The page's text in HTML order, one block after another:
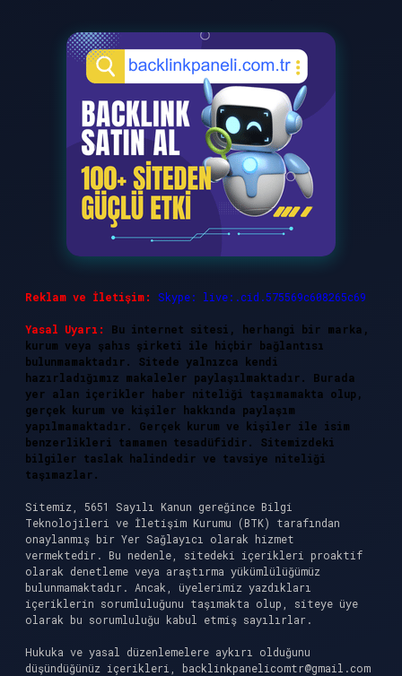
Reklam ve İletişim: Skype: live:.cid.575569c608265c69
Yasal Uyarı:
Bu internet sitesi, herhangi bir marka,
kurum veya şahıs şirketi ile hiçbir bağlantısı
bulunmamaktadır. Sitede yalnızca kendi
hazırladığımız makaleler paylaşılmaktadır. Burada
yer alan içerikler haber niteliği taşımamakta olup,
gerçek kurum ve kişiler hakkında paylaşım
yapılmamaktadır. Gerçek kurum ve kişiler ile isim
benzerlikleri tamamen tesadüfidir. Sitemizdeki
bilgiler taslak halindedir ve tavsiye niteliği
taşımazlar.
Sitemiz, 5651 Sayılı Kanun gereğince Bilgi
Teknolojileri ve İletişim Kurumu (BTK) tarafından
onaylanmış bir Yer Sağlayıcı olarak hizmet
vermektedir. Bu nedenle, sitedeki içerikleri proaktif
olarak denetleme veya araştırma yükümlülüğümüz
bulunmamaktadır. Ancak, üyelerimiz yazdıkları
içeriklerin sorumluluğunu taşımakta olup, siteye üye
olarak bu sorumluluğu kabul etmiş sayılırlar.
Hukuka ve yasal düzenlemelere aykırı olduğunu
düşündüğünüz içerikleri, backlinkpanelicomtr@gmail.com